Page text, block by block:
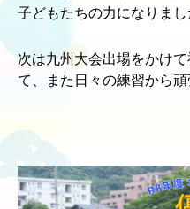
子どもたちの力になりまし
次は九州大会出場をかけ
て、また日々の練習から頑